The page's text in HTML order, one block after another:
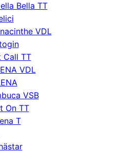
Bella TT
VDL
Call TT
VDL
VSB
On TT
T